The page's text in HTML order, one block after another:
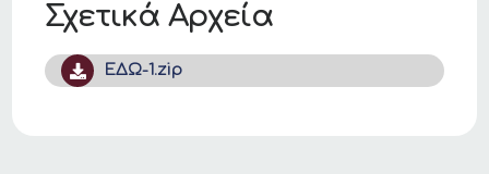
Σχετικά Αρχεία
ΕΔΩ-1.zip